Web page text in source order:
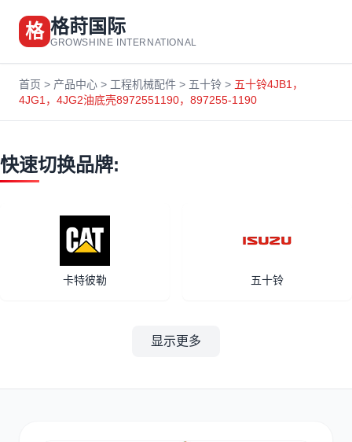
格 格莳国际
GROWSHINE INTERNATIONAL
首页 > 产品中心 > 工程机械配件 > 五十铃 > 五十铃4JB1，
4JG1，4JG2油底壳8972551190，897255-1190
快速切换品牌:
卡特彼勒 五十铃
其他 小松
显示更多